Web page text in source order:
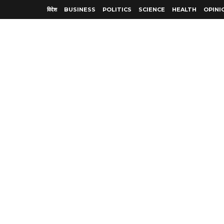
विदेश BUSINESS POLITICS SCIENCE HEALTH